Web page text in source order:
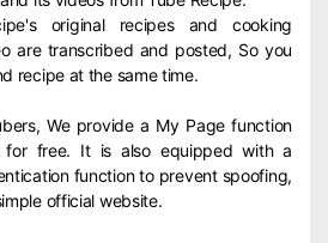
original recipes and cooking
are transcribed and posted, So you
recipe at the same time.
We provide a My Page function
free. It is also equipped with a
function to prevent spoofing,
official website.